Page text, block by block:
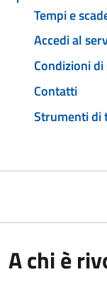
Tempi e
Accedi al
Condizioni
Contatti
Strumenti di
A chi è